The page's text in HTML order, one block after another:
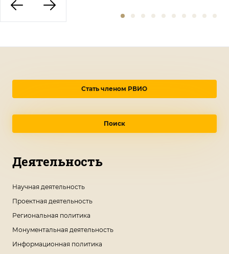
Стать членом РВИО
Поиск
Деятельность
Научная деятельность
Проектная деятельность
Региональная политика
Монументальная деятельность
Информационная политика